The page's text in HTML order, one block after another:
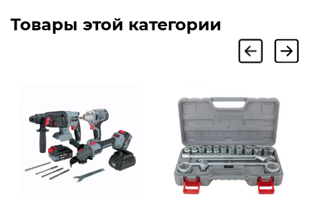
Товары этой категории